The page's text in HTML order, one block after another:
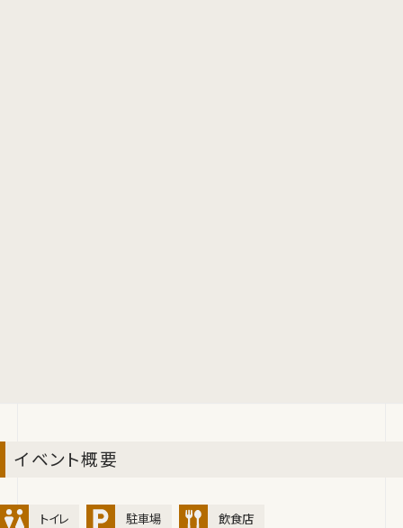
イベント概要
トイレ 駐車場 飲食店